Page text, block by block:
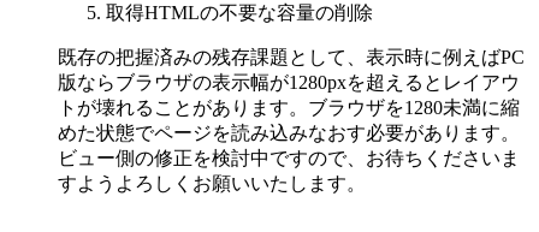
取得HTMLの不要な容量の削除
既存の把握済みの残存課題として、表示時に例えばPC
版ならブラウザの表示幅が1280pxを超えるとレイアウ
トが壊れることがあります。ブラウザを1280未満に縮
めた状態でページを読み込みなおす必要があります。
ビュー側の修正を検討中ですので、お待ちくださいま
すようよろしくお願いいたします。